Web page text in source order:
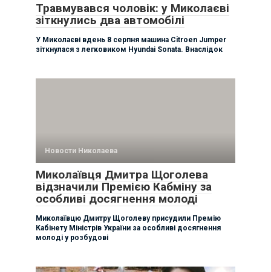
Травмувався чоловік: у Миколаєві
зіткнулись два автомобілі
У Миколаєві вдень 8 серпня машина Citroen Jumper
зіткнулася з легковиком Hyundai Sonata. Внаслідок
Новости Николаева
Миколаївця Дмитра Щоголева
відзначили Премією Кабміну за
особливі досягнення молоді
Миколаївцю Дмитру Щоголеву присудили Премію
Кабінету Міністрів України за особливі досягнення
молоді у розбудові